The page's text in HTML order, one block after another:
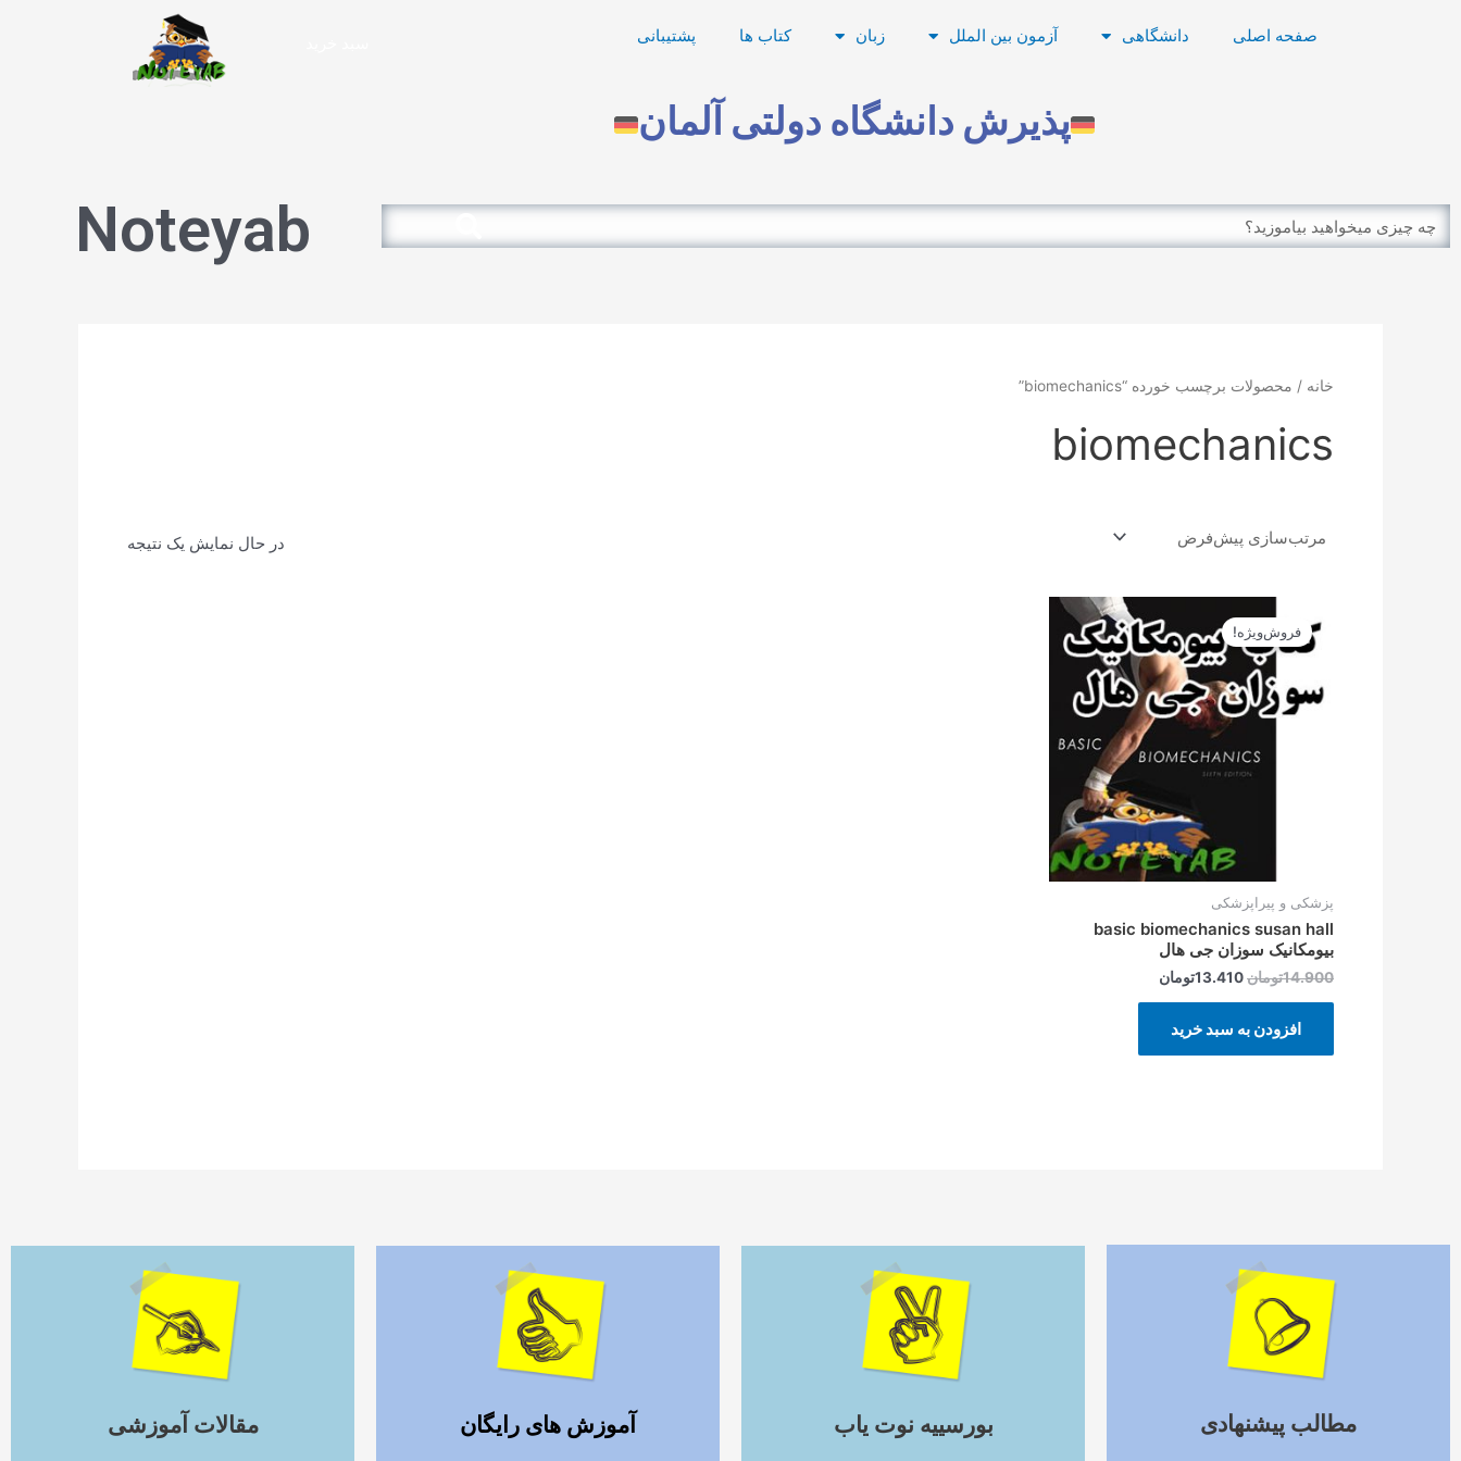
صفحه اصلی دانشگاهی آزمون بین الملل زبان کتاب ها پشتیبانی
پذیرش دانشگاه دولتی آلمان
Search
Search
Noteyab
خانه / محصولات برچسب خورده “biomechanics”
biomechanics
در حال نمایش یک نتیجه
فروش‌ویژه!
پزشکی و پیراپزشکی
basic biomechanics susan hall
بیومکانیک سوزان جی هال
14.900تومان
اصلی
14.900تومان
بود.
13.410تومان
قیمت
فعلی
13.410تومان
است.
افزودن به سبد خرید
مطالب پیشنهادی بورسییه نوت یاب آموزش های رایگان مقالات آموزشی